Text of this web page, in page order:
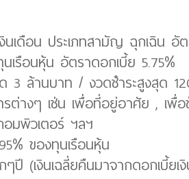
เดือน ประเภทสามัญ ฉุกเฉิน อั
รือนหุ้น อัตราดอกเบี้ย 5.75%
3 ล้านบาท / งวดชำระสูงสุด
ต่างๆ เช่น เพื่อที่อยู่อาศัย , เพื่
มพิวเตอร์ ฯลฯ
ของทุนเรือนหุ้น
ปี (เงินเฉลี่ยคืนมาจากดอกเบี้ยเ